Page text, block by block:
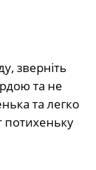
зверніть
та не
та легко
потихеньку